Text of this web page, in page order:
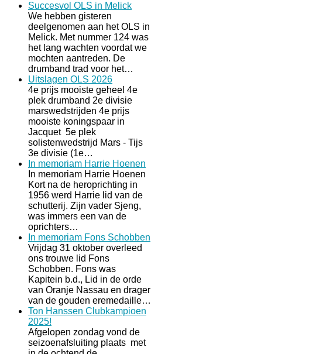
Succesvol OLS in Melick
We hebben gisteren
deelgenomen aan het OLS in
Melick. Met nummer 124 was
het lang wachten voordat we
mochten aantreden. De
drumband trad voor het…
Uitslagen OLS 2026
4e prijs mooiste geheel 4e
plek drumband 2e divisie
marswedstrijden 4e prijs
mooiste koningspaar in
Jacquet 5e plek
solistenwedstrijd Mars - Tijs
3e divisie (1e…
In memoriam Harrie Hoenen
In memoriam Harrie Hoenen
Kort na de heroprichting in
1956 werd Harrie lid van de
schutterij. Zijn vader Sjeng,
was immers een van de
oprichters…
In memoriam Fons Schobben
Vrijdag 31 oktober overleed
ons trouwe lid Fons
Schobben. Fons was
Kapitein b.d., Lid in de orde
van Oranje Nassau en drager
van de gouden eremedaille…
Ton Hanssen Clubkampioen
2025!
Afgelopen zondag vond de
seizoenafsluiting plaats met